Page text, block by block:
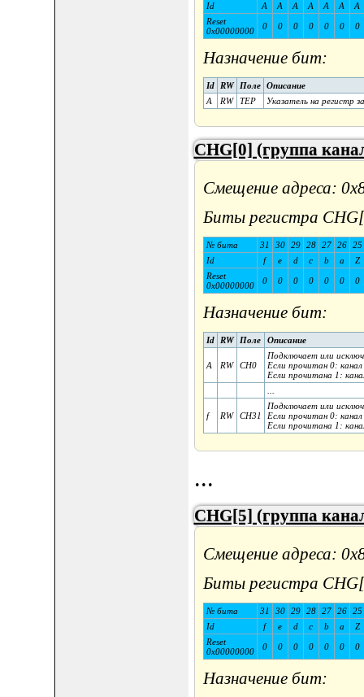
Id
A A A A A A
A
Reset
0x00000000
0 0 0 0 0 0 0
Назначение бит:
Id RW Поле
Описание
A
RW TEP Указатель на регистр
CHG[0] (группа
Смещение адреса:
Биты регистра
№ бита 31 30 29 28 27 26
25
Id
f e d c b a
Z
Reset
0x00000000
0 0 0 0 0 0 0
Назначение бит:
Id RW Поле Описание
A RW CH0
Подключает или
Если прочитан 0:
Если прочитана 1:
f RW CH31
Подключает или
Если прочитан 0:
Если прочитана 1:
...
CHG[5] (группа
Смещение адреса:
Биты регистра
№ бита 31 30 29 28 27 26
25
Id
f e d c b a
Z
Reset
0x00000000
0 0 0 0 0 0 0
Назначение бит: